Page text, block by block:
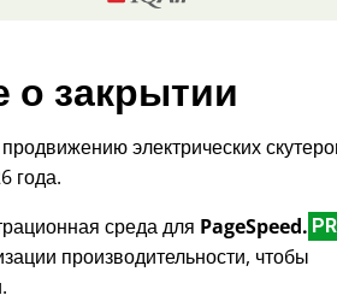
о закрытии
электрических
года.
среда для PageSpeed.
производительности, чтобы